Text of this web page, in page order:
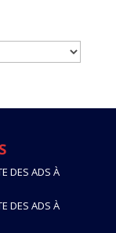
DES ADS À
DES ADS À